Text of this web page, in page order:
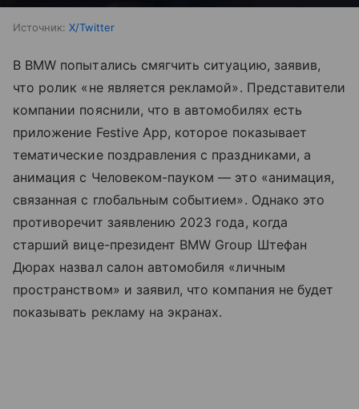
Источник: X/Twitter
В BMW попытались смягчить ситуацию, заявив,
что ролик «не является рекламой». Представители
компании пояснили, что в автомобилях есть
приложение Festive App, которое показывает
тематические поздравления с праздниками, а
анимация с Человеком-пауком — это «анимация,
связанная с глобальным событием». Однако это
противоречит заявлению 2023 года, когда
старший вице-президент BMW Group Штефан
Дюрах назвал салон автомобиля «личным
пространством» и заявил, что компания не будет
показывать рекламу на экранах.